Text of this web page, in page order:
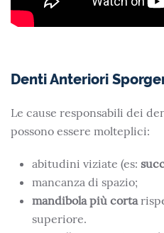
Denti Anteriori
Le cause responsabili dei
possono essere molteplici:
abitudini viziate (es:
mancanza di spazio;
mandibola più corta
superiore.